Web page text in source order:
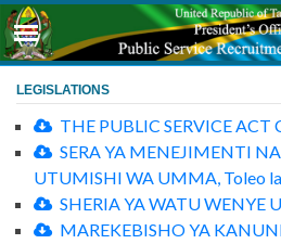
LEGISLATIONS
THE PUBLIC SERVICE ACT
SERA YA MENEJIMENTI
UTUMISHI WA UMMA, Toleo
SHERIA YA WATU WENYE
MAREKEBISHO YA